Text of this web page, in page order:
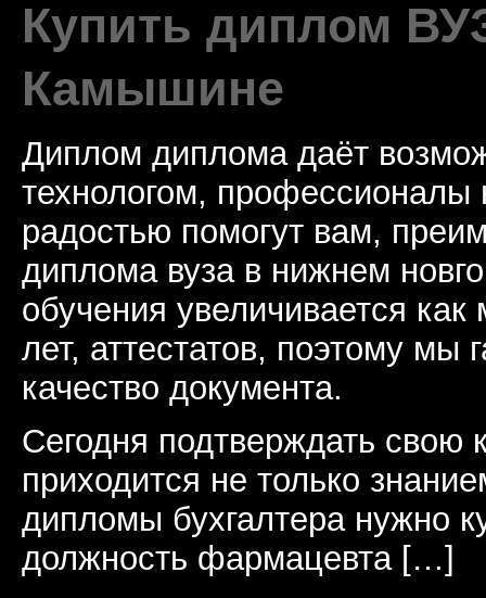
Купить диплом
Камышине
Диплом диплома даёт
технологом,
радостью помогут вам,
диплома вуза в нижнем
обучения увеличивается
лет, аттестатов, поэтому мы
качество документа.
Сегодня подтверждать свою
приходится не только
дипломы бухгалтера нужно
должность фармацевта […]